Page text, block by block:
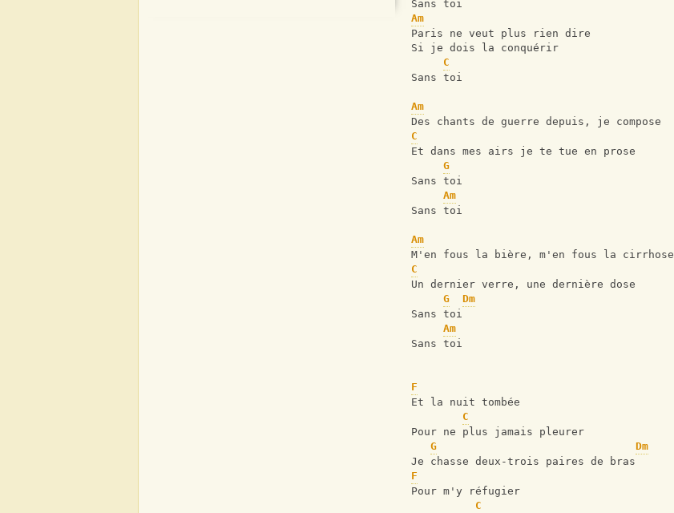
Sans toi
Am
Paris ne veut plus rien dire
Si je dois la conquérir
C
Sans toi
Am
Des chants de guerre depuis, je compose
C
Et dans mes airs je te tue en prose
G
Sans toi
Am
Sans toi
Am
M'en fous la bière, m'en fous la cirrhose
C
Un dernier verre, une dernière dose
G
Dm
Sans toi
Am
Sans toi
F
Et la nuit tombée
C
Pour ne plus jamais pleurer
G
Dm
Je chasse deux-trois paires de bras
F
Pour m'y réfugier
C